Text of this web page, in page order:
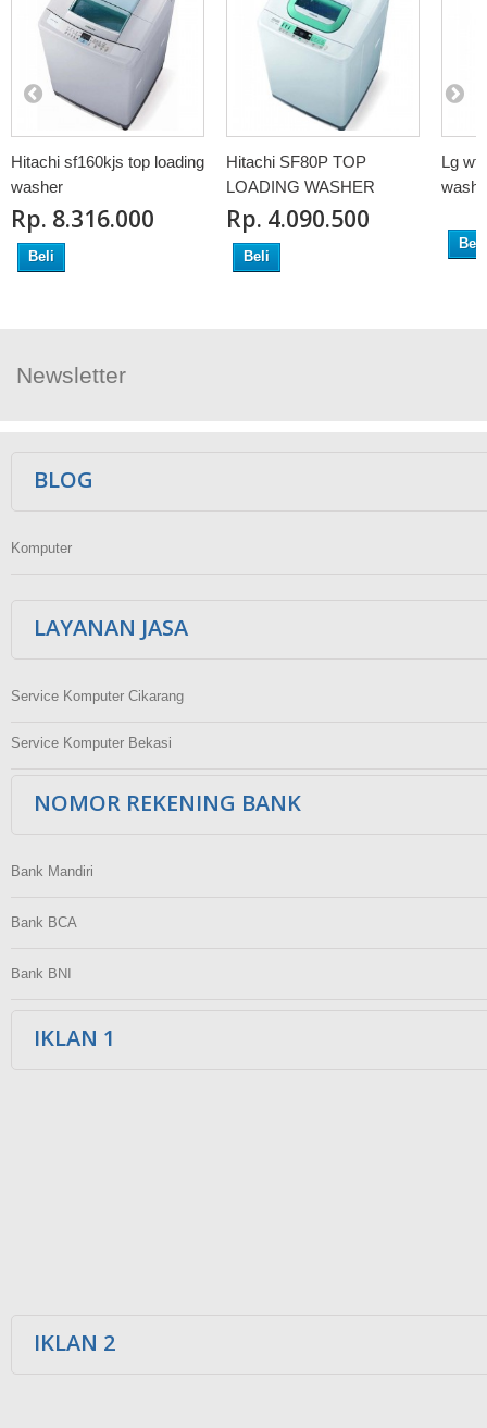
Hitachi sf160kjs top loading
washer
Rp‎. 8.316.000
Beli
Hitachi SF80P TOP
LOADING WASHER
Rp‎. 4.090.500
Beli
Lg
Beli
Newsletter
BLOG
Komputer
LAYANAN JASA
Service Komputer Cikarang
Service Komputer Bekasi
NOMOR REKENING BANK
Bank Mandiri
Bank BCA
Bank BNI
IKLAN 1
IKLAN 2